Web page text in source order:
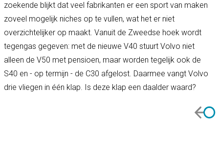
zoekende blijkt dat veel fabrikanten er een sport van maken
zoveel mogelijk niches op te vullen, wat het er niet
overzichtelijker op maakt. Vanuit de Zweedse hoek wordt
tegengas gegeven: met de nieuwe V40 stuurt Volvo niet
alleen de V50 met pensioen, maar worden tegelijk ook de
S40 en - op termijn - de C30 afgelost. Daarmee vangt Volvo
drie vliegen in één klap. Is deze klap een daalder waard?